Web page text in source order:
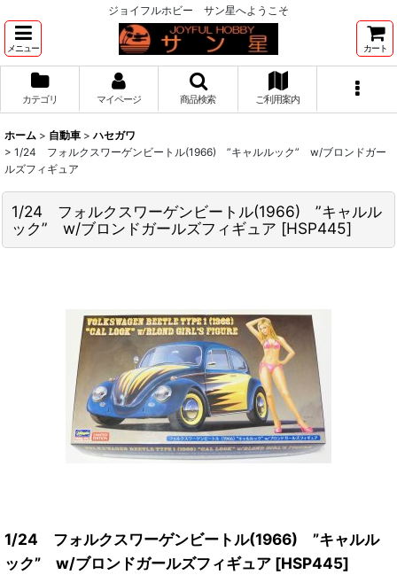
ジョイフルホビー サン星へようこそ
メニュー カート
カテゴリ マイページ 商品検索 ご利用案内
ホーム > 自動車 > ハセガワ
> 1/24 フォルクスワーゲンビートル(1966) ”キャルルック” w/ブロンドガー
ルズフィギュア
1/24 フォルクスワーゲンビートル(1966) ”キャルル
ック” w/ブロンドガールズフィギュア [HSP445]
1/24 フォルクスワーゲンビートル(1966) ”キャルル
ック” w/ブロンドガールズフィギュア [HSP445]